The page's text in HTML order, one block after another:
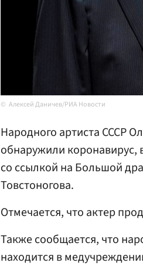
Алексей Даничев/РИА Новости
Народного артиста СССР
обнаружили
со ссылкой на Большой
Товстоногова.
Отмечается, что актер
Также сообщается, что
находится в